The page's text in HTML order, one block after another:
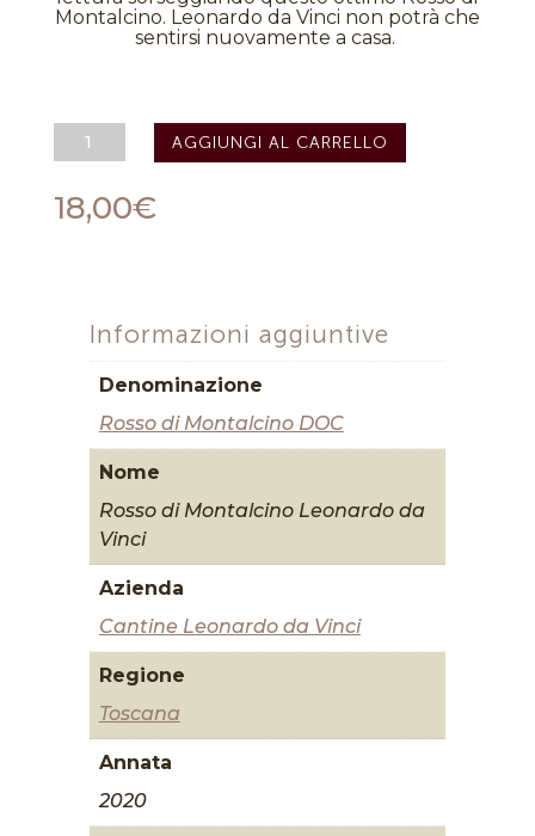
Montalcino. Leonardo da Vinci non potrà che
sentirsi nuovamente a casa.
Rosso
DOC
2020
quantità
AGGIUNGI AL CARRELLO
18,00€
Informazioni aggiuntive
Denominazione
Rosso di Montalcino DOC
Nome
Rosso di Montalcino Leonardo da
Vinci
Azienda
Cantine Leonardo da Vinci
Regione
Toscana
Annata
2020